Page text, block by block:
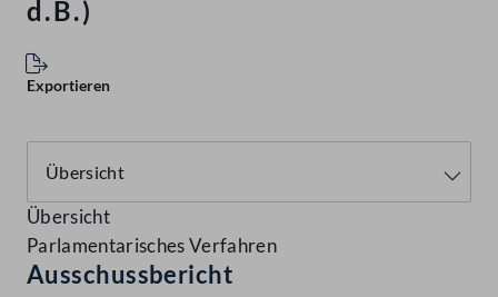
d.B.)
Exportieren
Übersicht
Parlamentarisches Verfahren
Ausschussbericht